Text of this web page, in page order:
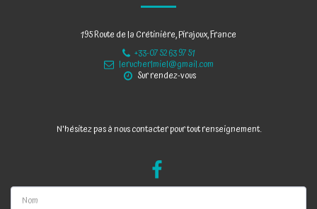
195 Route de la Crétinière, Pirajoux, France
+33-07 52 63 97 51
lerucherlmiel@gmail.com
Sur rendez-vous
N'hésitez pas à nous contacter pour tout renseignement.